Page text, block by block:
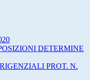
DETERMINE
PROT. N.